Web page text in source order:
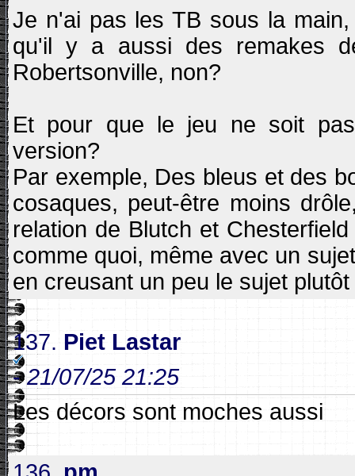
Je n'ai pas les TB sous la
qu'il y a aussi des remakes
Robertsonville, non?
Et pour que le jeu ne soit
version?
Par exemple, Des bleus et des
cosaques, peut-être moins
relation de Blutch et
comme quoi, même avec un
en creusant un peu le sujet
137. Piet Lastar
-21/07/25 21:25
Les décors sont moches aussi